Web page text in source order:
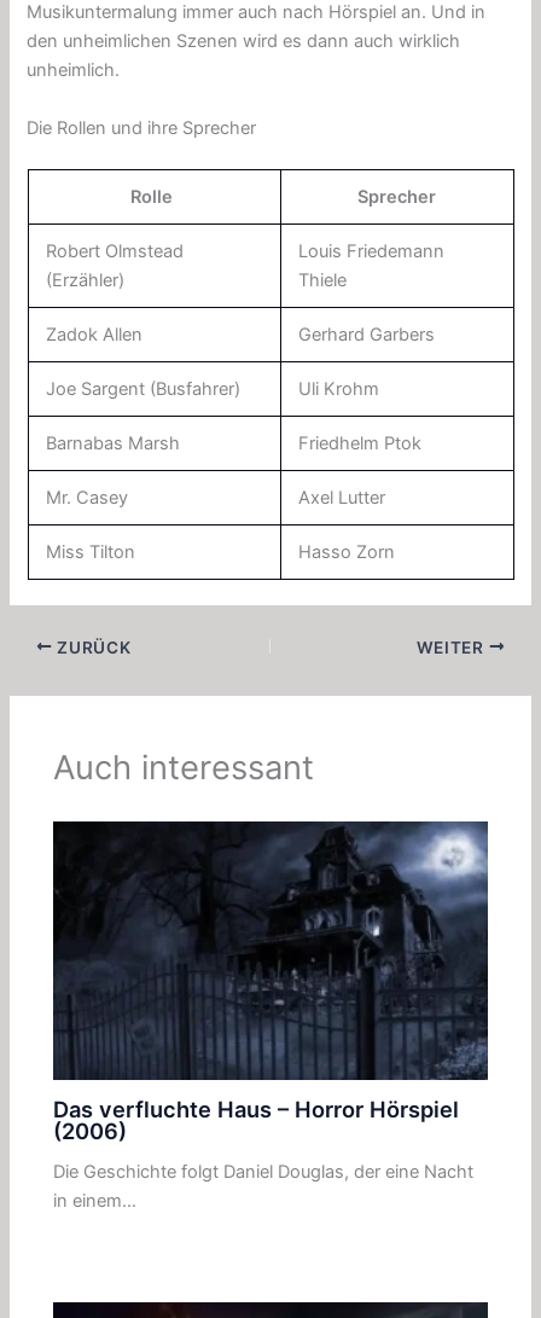
Musikuntermalung immer auch nach Hörspiel an. Und in
den unheimlichen Szenen wird es dann auch wirklich
unheimlich.
Die Rollen und ihre Sprecher
Rolle Sprecher
Robert Olmstead
(Erzähler)
Louis Friedemann
Thiele
Zadok Allen Gerhard Garbers
Joe Sargent (Busfahrer) Uli Krohm
Barnabas Marsh Friedhelm Ptok
Mr. Casey Axel Lutter
Miss Tilton Hasso Zorn
ZURÜCK WEITER
Auch interessant
Das verfluchte Haus – Horror Hörspiel
(2006)
Die Geschichte folgt Daniel Douglas, der eine Nacht
in einem…